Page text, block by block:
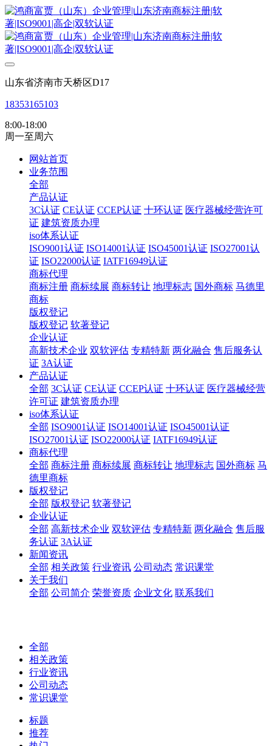
山东省济南市天桥区D17
18353165103
8:00-18:00
周一至周六
网站首页
业务范围
全部
产品认证
3C认证 CE认证 CCEP认证 十环认证 医疗器械经营许可
证 建筑资质办理
iso体系认证
ISO9001认证 ISO14001认证 ISO45001认证 ISO27001认
证 ISO22000认证 IATF16949认证
商标代理
商标注册 商标续展 商标转让 地理标志 国外商标 马德里
商标
版权登记
版权登记 软著登记
企业认证
高新技术企业 双软评估 专精特新 两化融合 售后服务认
证 3A认证
产品认证
全部 3C认证 CE认证 CCEP认证 十环认证 医疗器械经营
许可证 建筑资质办理
iso体系认证
全部 ISO9001认证 ISO14001认证 ISO45001认证
ISO27001认证 ISO22000认证 IATF16949认证
商标代理
全部 商标注册 商标续展 商标转让 地理标志 国外商标 马
德里商标
版权登记
全部 版权登记 软著登记
企业认证
全部 高新技术企业 双软评估 专精特新 两化融合 售后服
务认证 3A认证
新闻资讯
全部 相关政策 行业资讯 公司动态 常识课堂
关于我们
全部 公司简介 荣誉资质 企业文化 联系我们
全部
相关政策
行业资讯
公司动态
常识课堂
标题
推荐